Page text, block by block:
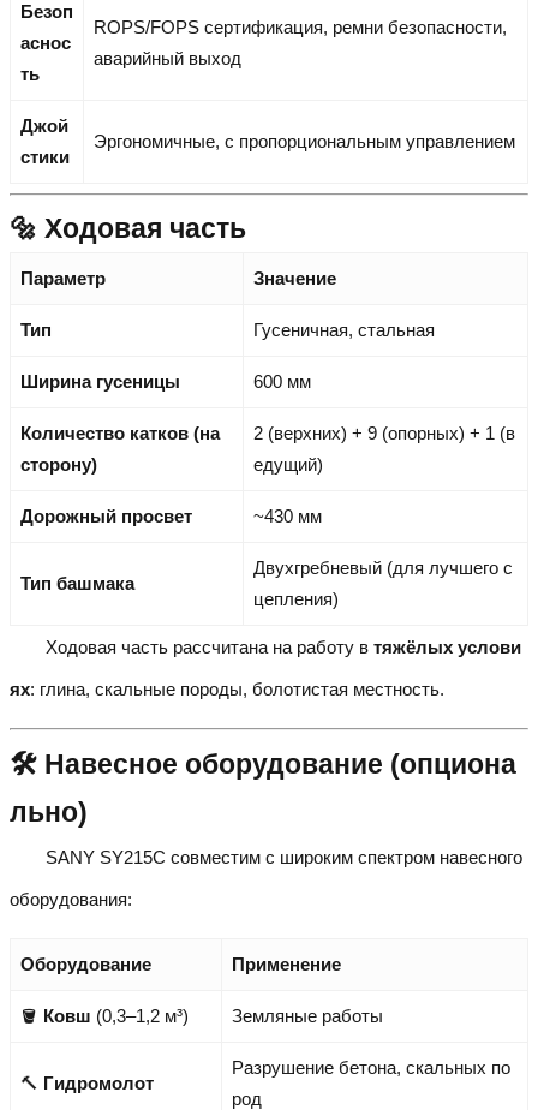
Безоп
аснос
ть
ROPS/FOPS сертификация, ремни безопасности,
аварийный выход
Джой
стики
Эргономичные, с пропорциональным управлением
🔩 Ходовая часть
Параметр Значение
Тип Гусеничная, стальная
Ширина гусеницы 600 мм
Количество катков (на
сторону)
2 (верхних) + 9 (опорных) + 1 (в
едущий)
Дорожный просвет ~430 мм
Тип башмака
Двухгребневый (для лучшего с
цепления)
Ходовая часть рассчитана на работу в тяжёлых услови
ях: глина, скальные породы, болотистая местность.
🛠️ Навесное оборудование (опциона
льно)
SANY SY215C совместим с широким спектром навесного
оборудования:
Оборудование Применение
🪣 Ковш (0,3–1,2 м³) Земляные работы
🔨 Гидромолот
Разрушение бетона, скальных по
род